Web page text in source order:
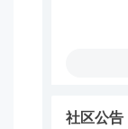
社区公告